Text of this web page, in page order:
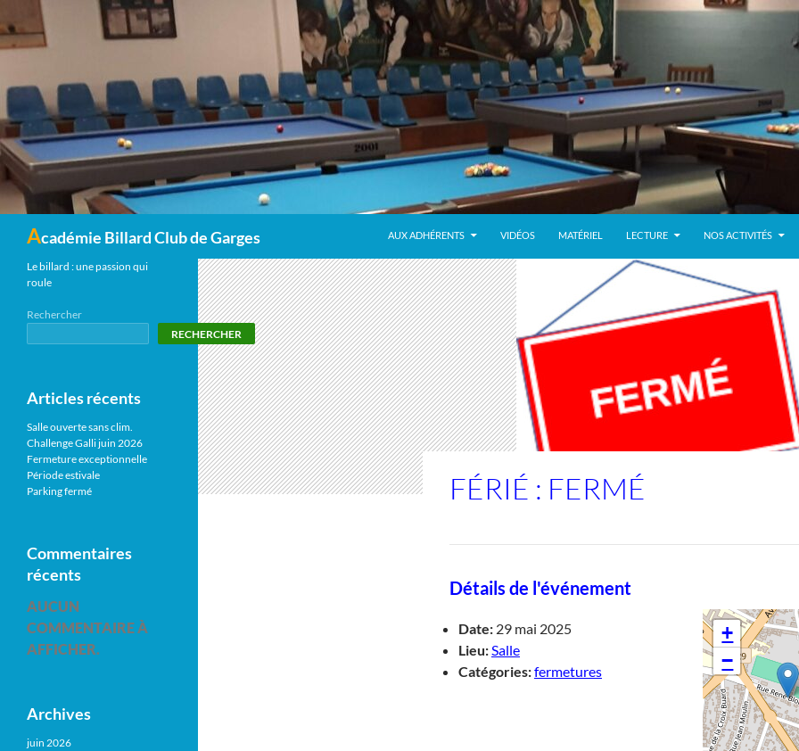
Académie Billard Club de Garges AUX ADHÉRENTS VIDÉOS MATÉRIEL LECTURE NOS ACTIVITÉS
FÉRIÉ : FERMÉ
Détails de l'événement
Date: 29 mai 2025
Lieu:Salle
Catégories:fermetures
+
−
Le billard : une passion qui
roule
Rechercher
RECHERCHER
Articles récents
Salle ouverte sans clim.
Challenge Galli juin 2026
Fermeture exceptionnelle
Période estivale
Parking fermé
Commentaires
récents
AUCUN
COMMENTAIRE À
AFFICHER.
Archives
juin 2026